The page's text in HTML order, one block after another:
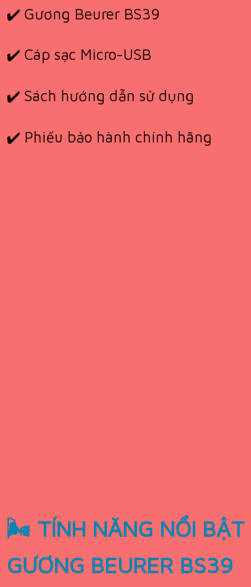
✔️ Gương Beurer BS39
✔️ Cáp sạc Micro-USB
✔️ Sách hướng dẫn sử dụng
✔️ Phiếu bảo hành chính hãng
🌬 TÍNH NĂNG NỔI BẬT
GƯƠNG BEURER BS39